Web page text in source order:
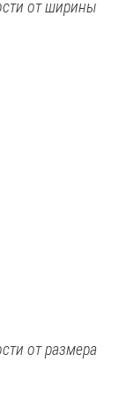
от ширины
от размера